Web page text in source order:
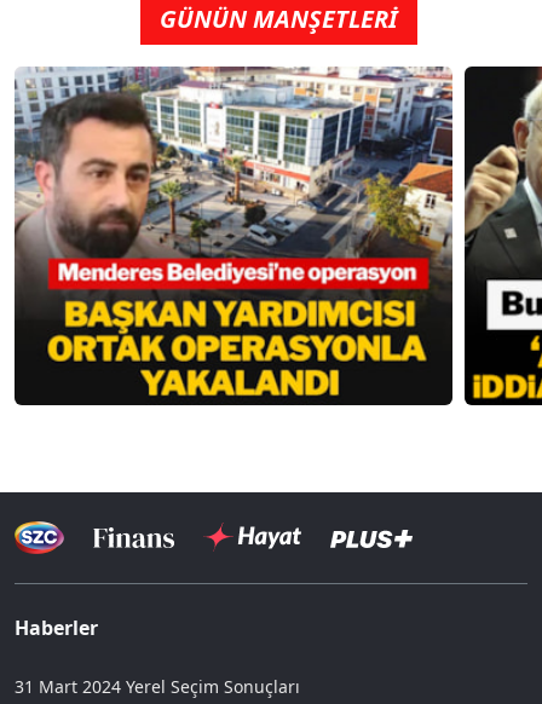
GÜNÜN MANŞETLERİ
Haberler
31 Mart 2024 Yerel Seçim Sonuçları